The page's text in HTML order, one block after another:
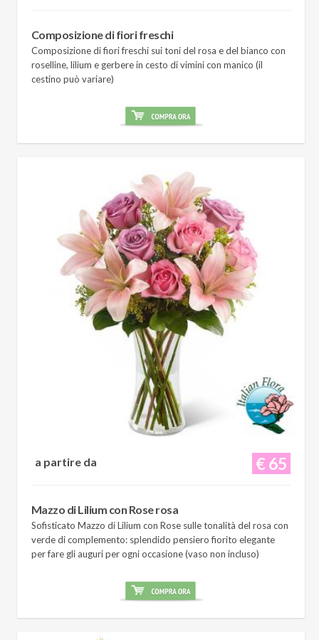
Composizione di fiori freschi
Composizione di fiori freschi sui toni del rosa e del bianco con
roselline, lilium e gerbere in cesto di vimini con manico (il
cestino può variare)
€ 65
a partire da
Mazzo di Lilium con Rose rosa
Sofisticato Mazzo di Lilium con Rose sulle tonalità del rosa con
verde di complemento: splendido pensiero fiorito elegante
per fare gli auguri per ogni occasione (vaso non incluso)